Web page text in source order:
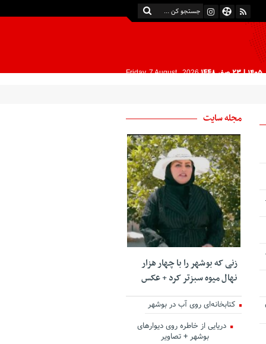
| 23 صفر 1448 Friday, 7 August , 2026
مجله سایت
زنی که بوشهر را با چهار هزار
نهال میوه سبزتر کرد + عکس
کتابخانه‌ای روی آب در بوشهر
دریایی از خاطره روی دیوارهای
بوشهر + تصاویر